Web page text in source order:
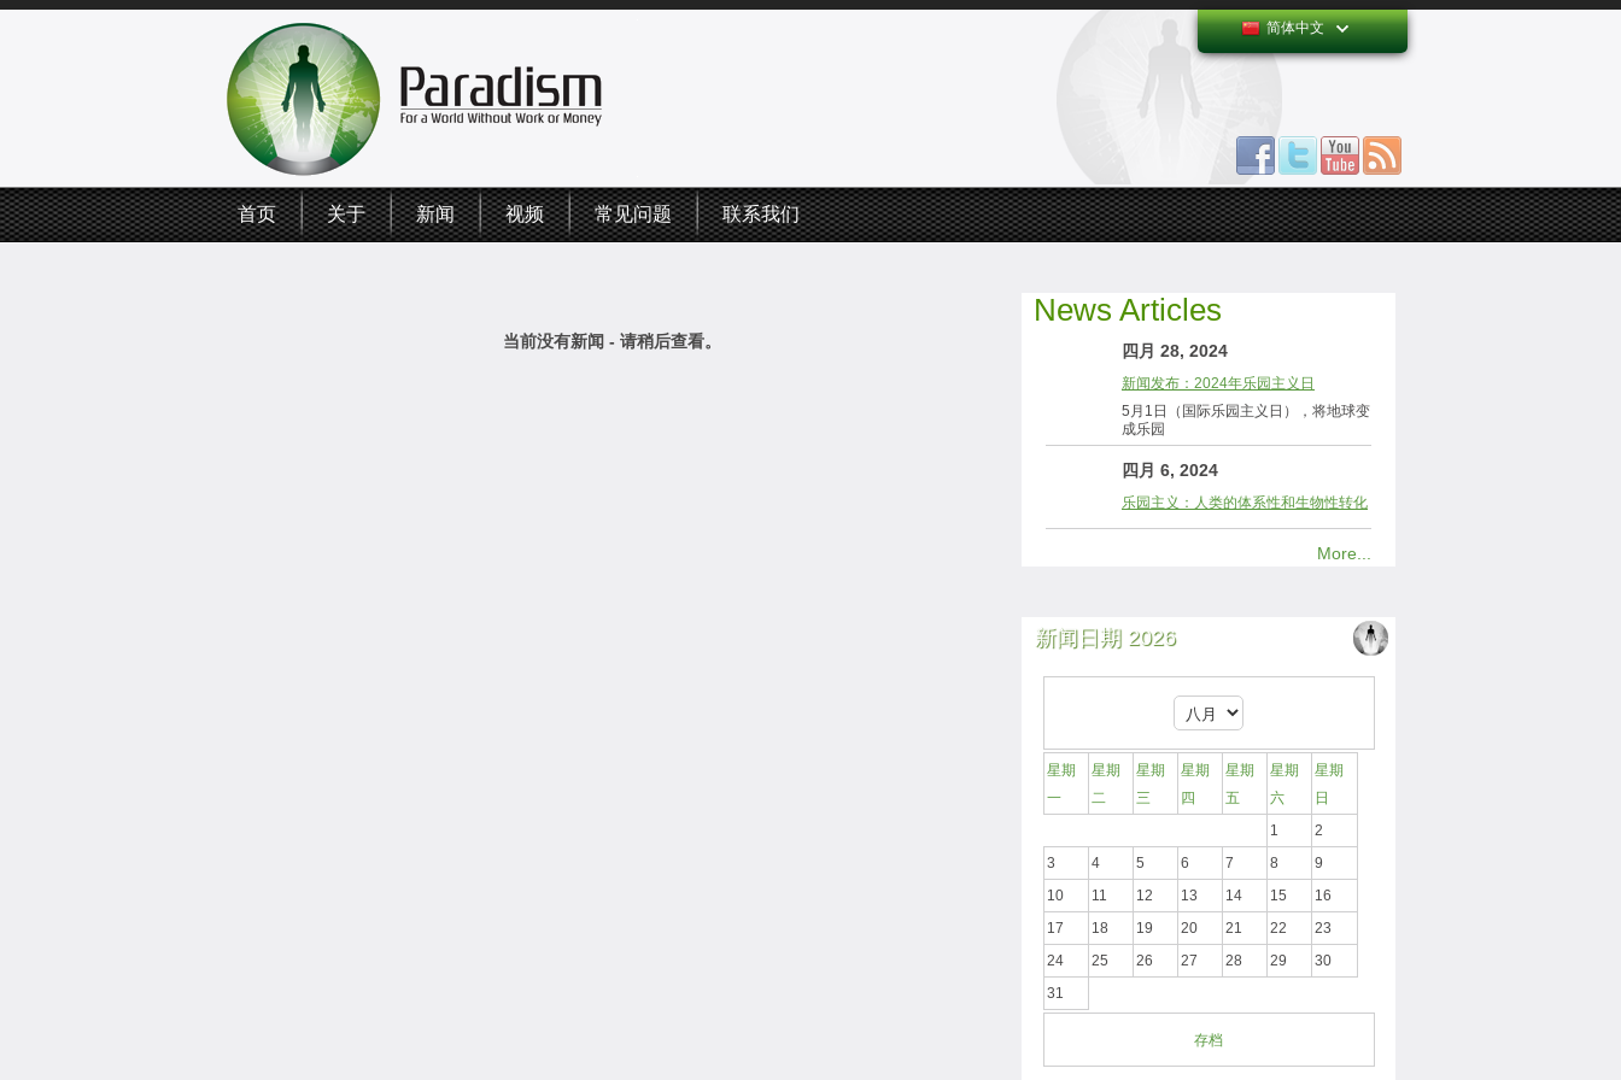
简体中文
首页 关于 新闻 视频 常见问题 联系我们
当前没有新闻 - 请稍后查看。
News Articles
四月 28, 2024
新闻发布：2024年乐园主义日
5月1日（国际乐园主义日），将地球变
成乐园
四月 6, 2024
乐园主义：人类的体系性和生物性转化
More...
新闻日期 2026
星期
一
星期
二
星期
三
星期
四
星期
五
星期
六
星期
日
1
2
3
4 5 6 7 8
9
10
11 12 13 14 15
16
17
18 19 20 21 22
23
24
25 26 27 28 29
30
31
存档